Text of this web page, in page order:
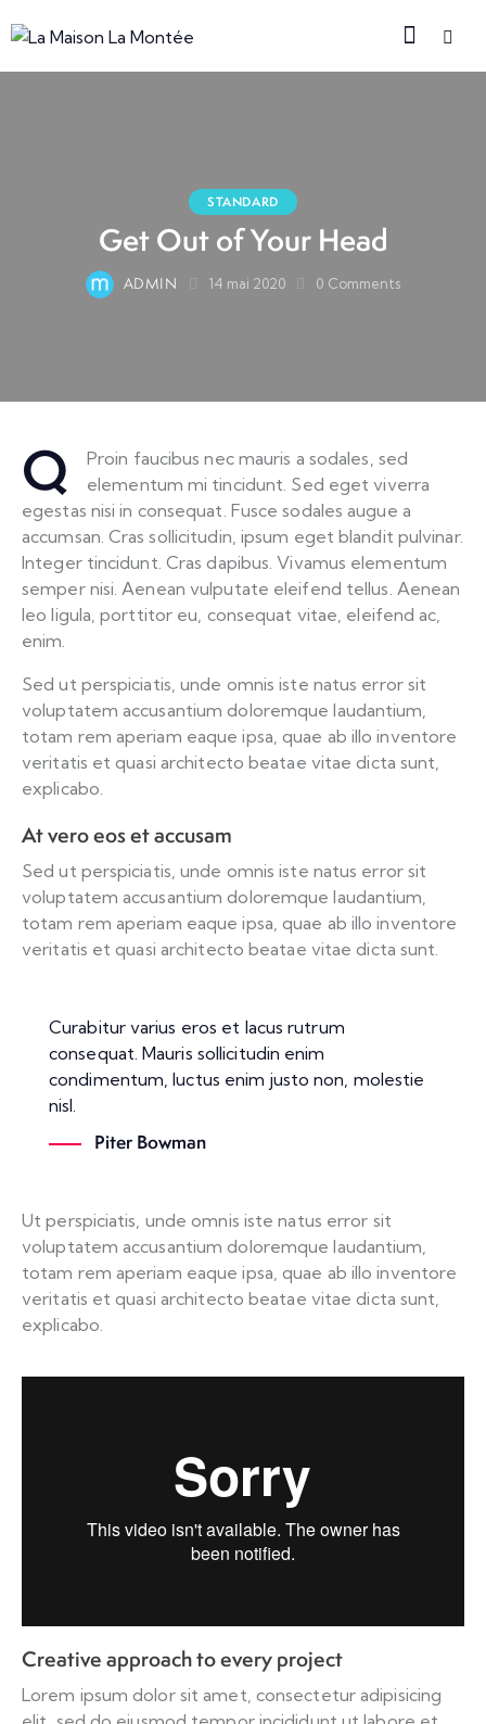
STANDARD
Get Out of Your Head
ADMIN 14 mai 2020 0 Comments
Q
Proin faucibus nec mauris a sodales, sed
elementum mi tincidunt. Sed eget viverra
egestas nisi in consequat. Fusce sodales augue a
accumsan. Cras sollicitudin, ipsum eget blandit pulvinar.
Integer tincidunt. Cras dapibus. Vivamus elementum
semper nisi. Aenean vulputate eleifend tellus. Aenean
leo ligula, porttitor eu, consequat vitae, eleifend ac,
enim.
Sed ut perspiciatis, unde omnis iste natus error sit
voluptatem accusantium doloremque laudantium,
totam rem aperiam eaque ipsa, quae ab illo inventore
veritatis et quasi architecto beatae vitae dicta sunt,
explicabo.
At vero eos et accusam
Sed ut perspiciatis, unde omnis iste natus error sit
voluptatem accusantium doloremque laudantium,
totam rem aperiam eaque ipsa, quae ab illo inventore
veritatis et quasi architecto beatae vitae dicta sunt.
Curabitur varius eros et lacus rutrum
consequat. Mauris sollicitudin enim
condimentum, luctus enim justo non, molestie
nisl.
Piter Bowman
Ut perspiciatis, unde omnis iste natus error sit
voluptatem accusantium doloremque laudantium,
totam rem aperiam eaque ipsa, quae ab illo inventore
veritatis et quasi architecto beatae vitae dicta sunt,
explicabo.
Creative approach to every project
Lorem ipsum dolor sit amet, consectetur adipisicing